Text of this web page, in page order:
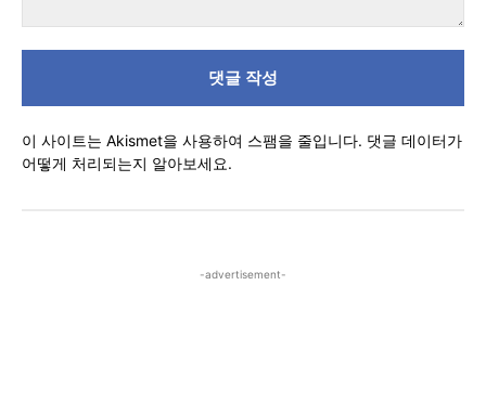
이 사이트는 Akismet을 사용하여 스팸을 줄입니다. 댓글 데이터가
어떻게 처리되는지 알아보세요.
-advertisement-